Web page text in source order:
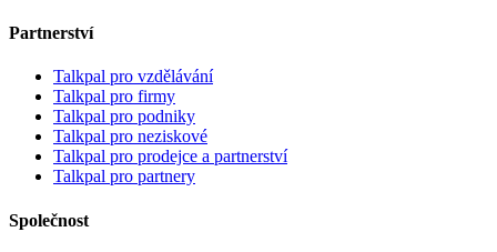
Partnerství
Talkpal pro vzdělávání
Talkpal pro firmy
Talkpal pro podniky
Talkpal pro neziskové
Talkpal pro prodejce a partnerství
Talkpal pro partnery
Společnost